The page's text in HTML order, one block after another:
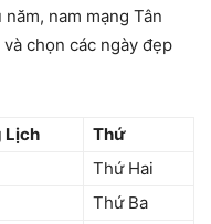
nam mạng Tân
chọn các ngày đẹp
Lịch
Thứ
Thứ Hai
Thứ Ba